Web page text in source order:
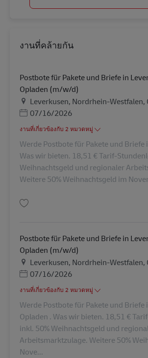
งานที่คล้ายกัน
Postbote für Pakete und Briefe in
Opladen (m/w/d)
สถานที่
Leverkusen, Nordrhein-Westfalen,
Posted Date
07/16/2026
งานที่เกี่ยวข้องกับ 2 หมวดหมู่
Werde Postbote für Pakete und Briefe
Was wir bieten. 18,51 € Tarif-
Weihnachtsgeld und regionaler
Weitere 50% Weihnachtsgeld im
Postbote für Pakete und Briefe in
Opladen (m/w/d)
สถานที่
Leverkusen, Nordrhein-Westfalen,
Posted Date
07/16/2026
งานที่เกี่ยวข้องกับ 2 หมวดหมู่
Werde Postbote für Pakete und Briefe
Opladen . Was wir bieten. 18,51 €
inkl. 50% Weihnachtsgeld und
Arbeitsmarktzulage. Weitere 50%
Nove...